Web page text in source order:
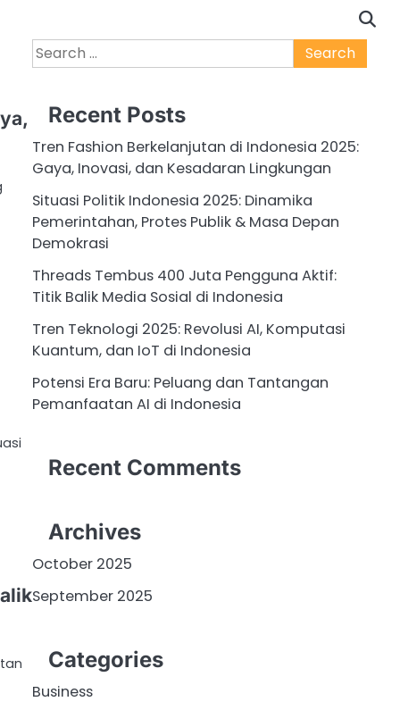
Search
for:
Recent Posts
Tren Fashion Berkelanjutan di Indonesia 2025:
Gaya, Inovasi, dan Kesadaran Lingkungan
Situasi Politik Indonesia 2025: Dinamika
Pemerintahan, Protes Publik & Masa Depan
Demokrasi
Threads Tembus 400 Juta Pengguna Aktif:
Titik Balik Media Sosial di Indonesia
Tren Teknologi 2025: Revolusi AI, Komputasi
Kuantum, dan IoT di Indonesia
Potensi Era Baru: Peluang dan Tantangan
Pemanfaatan AI di Indonesia
Recent Comments
Archives
October 2025
September 2025
Categories
Business